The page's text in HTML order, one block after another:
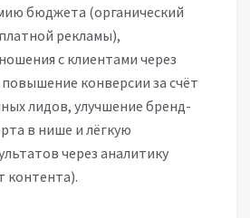
бюджета (органический
рекламы),
с клиентами через
конверсии за счёт
лидов, улучшение бренд-
в нише и лёгкую
через аналитику
контента).